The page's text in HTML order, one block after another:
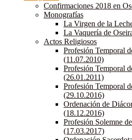
Confirmaciones 2018 en
Monografías
La Virgen de la
La Vaquería de
Actos Religiosos
Profesión Temporal
(11.07.2010)
Profesión Temporal
(26.01.2011)
Profesión Temporal
(29.10.2016)
Ordenación de
(18.12.2016)
Profesión Solemne
(17.03.2017)